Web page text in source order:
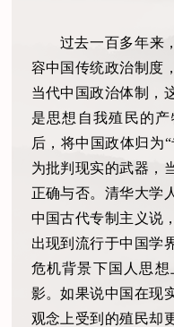
过去一百多年来
容中国传统政治制度
当代中国政治体制，
是思想自我殖民的
后，将中国政体归为
为批判现实的武器，
正确与否。清华大学
中国古代专制主义说
出现到流行于中国学
危机背景下国人思
影。如果说中国在现
观念上受到的殖民却